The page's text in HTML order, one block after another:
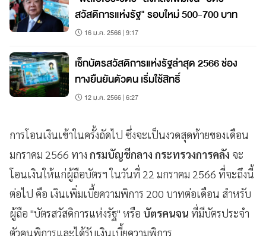
สวัสดิการแห่งรัฐ" รอบใหม่ 500-700 บาท
16 ม.ค. 2566 | 9:17
เช็กบัตรสวัสดิการแห่งรัฐล่าสุด 2566 ช่อง
ทางยืนยันตัวตน เริ่มใช้สิทธิ์
12 ม.ค. 2566 | 6:27
การโอนเงินเข้าในครั้งถัดไป ซึ่งจะเป็นงวดสุดท้ายของเดือน
มกราคม 2566 ทาง กรมบัญชีกลาง กระทรวงการคลัง จะ
โอนเงินให้แก่ผู้ถือบัตรฯ ในวันที่ 22 มกราคม 2566 ที่จะถึงนี้
ต่อไป คือ เงินเพิ่มเบี้ยความพิการ 200 บาทต่อเดือน สำหรับ
ผู้ถือ "บัตรสวัสดิการแห่งรัฐ" หรือ บัตรคนจน ที่มีบัตรประจำ
ตัวคนพิการและได้รับเงินเบี้ยความพิการ